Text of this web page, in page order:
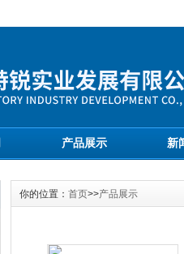
产品展示 新
你的位置： 首页>>产品展示